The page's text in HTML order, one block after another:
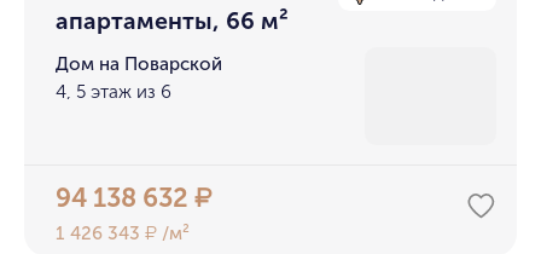
апартаменты, 66 м²
Дом на Поварской
4, 5 этаж из 6
94 138 632₽
1 426 343₽ /м²